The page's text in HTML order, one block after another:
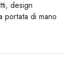
design
portata di mano